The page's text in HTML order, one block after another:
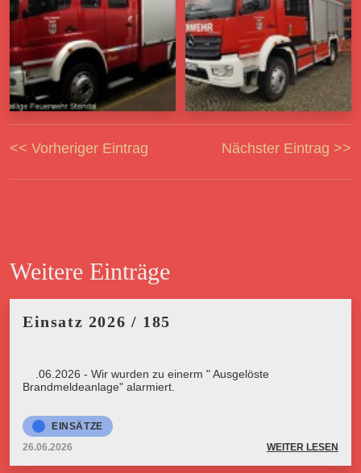
<< Vorheriger Eintrag Nächster Eintrag >>
Weitere Einträge
Einsatz 2026 / 185
26.06.2026 - Wir wurden zu einerm " Ausgelöste
Brandmeldeanlage" alarmiert.
EINSÄTZE
26.06.2026
WEITER LESEN